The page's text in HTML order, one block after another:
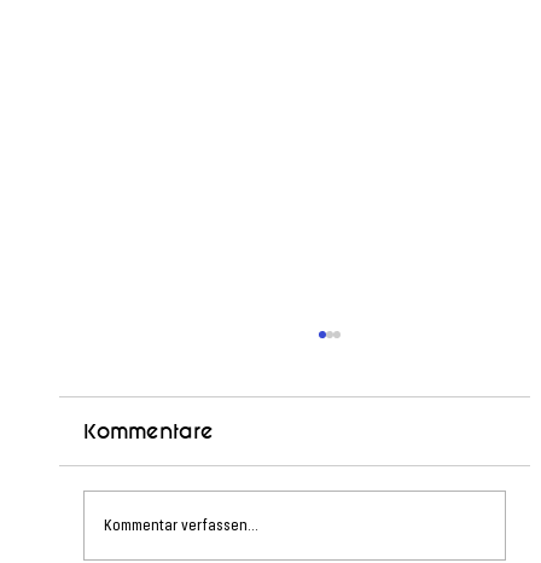
Kommentare
Kommentar verfassen...